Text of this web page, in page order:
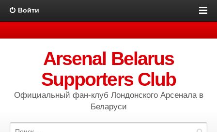
Войти
Arsenal Belarus
Supporters Club
Официальный фан-клуб Лондонского Арсенала в
Беларуси